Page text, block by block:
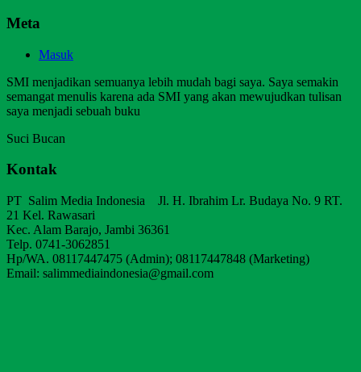
Meta
Masuk
SMI menjadikan semuanya lebih mudah bagi saya. Saya semakin
semangat menulis karena ada SMI yang akan mewujudkan tulisan
saya menjadi sebuah buku
Suci Bucan
Kontak
PT Salim Media Indonesia Jl. H. Ibrahim Lr. Budaya No. 9 RT.
21 Kel. Rawasari
Kec. Alam Barajo, Jambi 36361
Telp. 0741-3062851
Hp/WA. 08117447475 (Admin); 08117447848 (Marketing)
Email: salimmediaindonesia@gmail.com